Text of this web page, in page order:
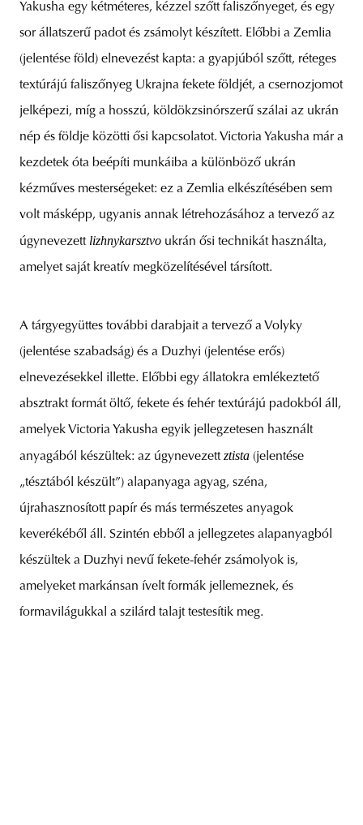
Yakusha egy kétméteres, kézzel szőtt faliszőnyeget, és egy
sor állatszerű padot és zsámolyt készített. Előbbi a Zemlia
(jelentése föld) elnevezést kapta: a gyapjúból szőtt, réteges
textúrájú faliszőnyeg Ukrajna fekete földjét, a csernozjomot
jelképezi, míg a hosszú, köldökzsinórszerű szálai az ukrán
nép és földje közötti ősi kapcsolatot. Victoria Yakusha már a
kezdetek óta beépíti munkáiba a különböző ukrán
kézműves mesterségeket: ez a Zemlia elkészítésében sem
volt másképp, ugyanis annak létrehozásához a tervező az
úgynevezett lizhnykarsztvo ukrán ősi technikát használta,
amelyet saját kreatív megközelítésével társított.
A tárgyegyüttes további darabjait a tervező a Volyky
(jelentése szabadság) és a Duzhyi (jelentése erős)
elnevezésekkel illette. Előbbi egy állatokra emlékeztető
absztrakt formát öltő, fekete és fehér textúrájú padokból áll,
amelyek Victoria Yakusha egyik jellegzetesen használt
anyagából készültek: az úgynevezettztista (jelentése
„tésztából készült”) alapanyaga agyag, széna,
újrahasznosított papír és más természetes anyagok
keverékéből áll. Szintén ebből a jellegzetes alapanyagból
készültek a Duzhyi nevű fekete-fehér zsámolyok is,
amelyeket markánsan ívelt formák jellemeznek, és
formavilágukkal a szilárd talajt testesítik meg.